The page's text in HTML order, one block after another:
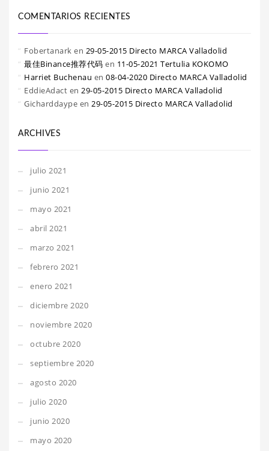
COMENTARIOS RECIENTES
Fobertanark en 29-05-2015 Directo MARCA Valladolid
最佳Binance推荐代码 en 11-05-2021 Tertulia KOKOMO
Harriet Buchenau en 08-04-2020 Directo MARCA Valladolid
EddieAdact en 29-05-2015 Directo MARCA Valladolid
Gicharddaype en 29-05-2015 Directo MARCA Valladolid
ARCHIVES
julio 2021
junio 2021
mayo 2021
abril 2021
marzo 2021
febrero 2021
enero 2021
diciembre 2020
noviembre 2020
octubre 2020
septiembre 2020
agosto 2020
julio 2020
junio 2020
mayo 2020